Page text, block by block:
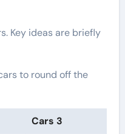
Key ideas are briefly
to round off the
Cars 3